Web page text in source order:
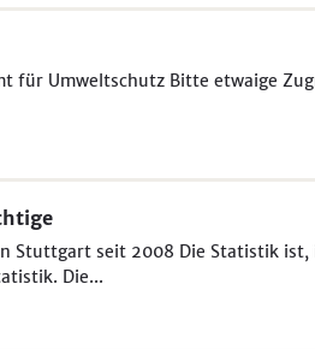
für Umweltschutz Bitte etwaige
Stuttgart seit 2008 Die Statistik ist,
Die...